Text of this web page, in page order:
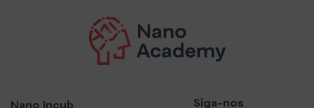
Siga-nos